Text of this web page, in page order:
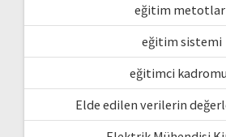
eğitim
eğitim sistemi
eğitimci
Elde edilen verilerin